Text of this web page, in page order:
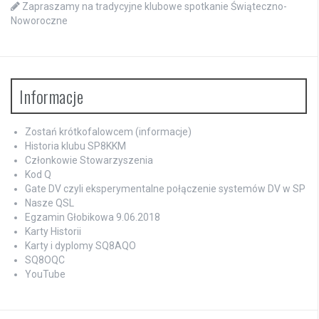
Zapraszamy na tradycyjne klubowe spotkanie Świąteczno-
Noworoczne
Informacje
Zostań krótkofalowcem (informacje)
Historia klubu SP8KKM
Członkowie Stowarzyszenia
Kod Q
Gate DV czyli eksperymentalne połączenie systemów DV w SP
Nasze QSL
Egzamin Głobikowa 9.06.2018
Karty Historii
Karty i dyplomy SQ8AQO
SQ8OQC
YouTube